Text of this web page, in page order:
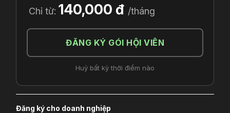
Chỉ từ: 140,000 đ /tháng
ĐĂNG KÝ GÓI HỘI VIÊN
Huỷ bất kỳ thời điểm nào
Đăng ký cho doanh nghiệp